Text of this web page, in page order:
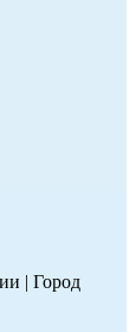
| Город